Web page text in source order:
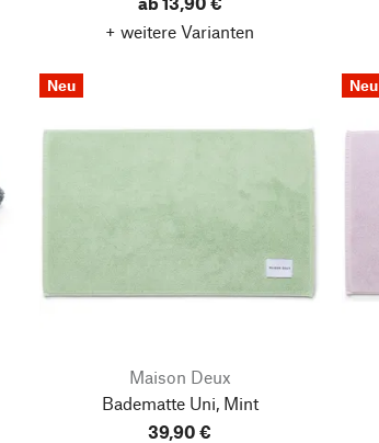
+ weitere Varianten
Neu
Maison Deux
Badematte Uni, Mint
39,90 €
Neu